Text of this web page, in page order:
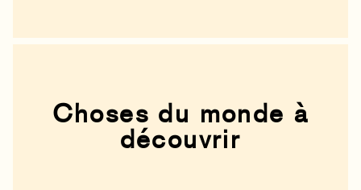
Choses du monde à
découvrir